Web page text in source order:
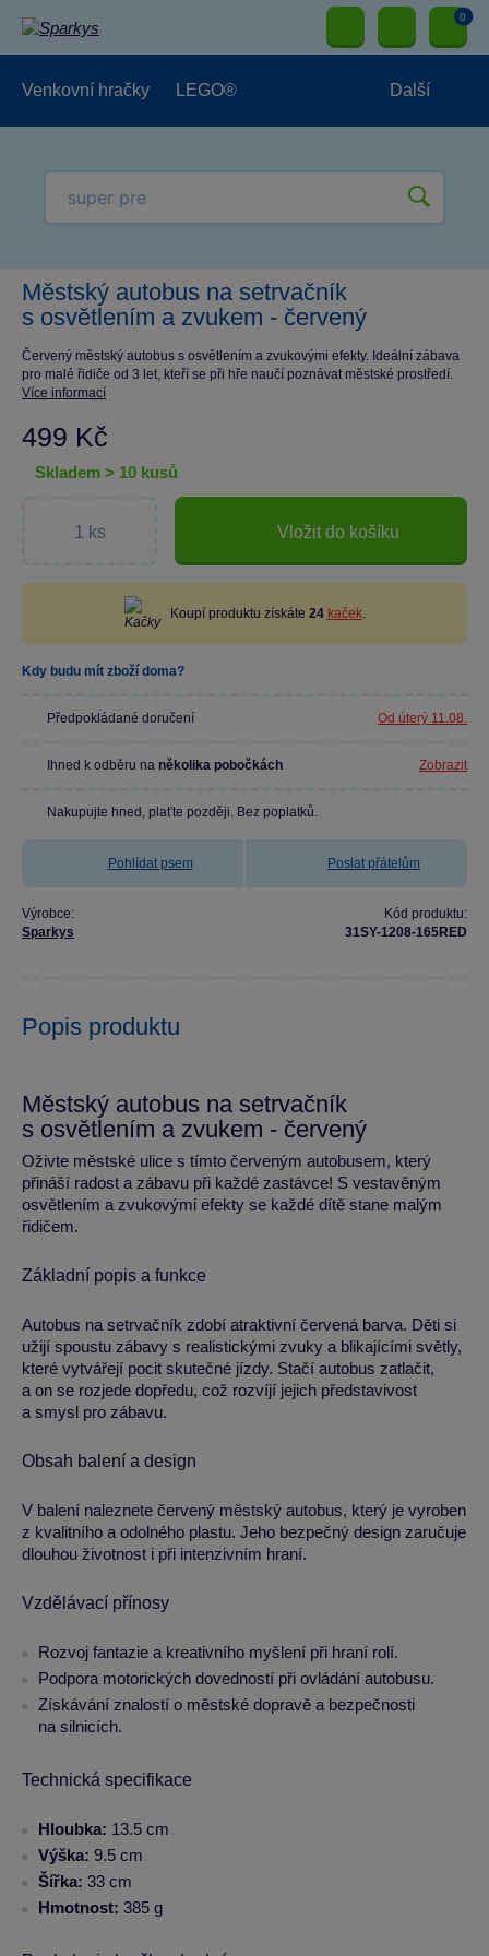
0
Venkovní hračky LEGO® Další
Městský autobus na setrvačník
s osvětlením a zvukem - červený
Červený městský autobus s osvětlením a zvukovými efekty. Ideální zábava
pro malé řidiče od 3 let, kteří se při hře naučí poznávat městské prostředí.
Více informací
499 Kč
skladem > 10 kusů
Vložit do košíku
Koupí produktu získáte 24 kaček.
Kdy budu mít zboží doma?
Předpokládané doručení Od úterý 11.08.
Ihned k odběru na několika pobočkách Zobrazit
Nakupujte hned, plaťte později. Bez poplatků.
Pohlídat psem Poslat přátelům
Výrobce:
Sparkys
Kód produktu:
31SY-1208-165RED
Popis produktu
Městský autobus na setrvačník
s osvětlením a zvukem - červený
Oživte městské ulice s tímto červeným autobusem, který
přináší radost a zábavu při každé zastávce! S vestavěným
osvětlením a zvukovými efekty se každé dítě stane malým
řidičem.
Základní popis a funkce
Autobus na setrvačník zdobí atraktivní červená barva. Děti si
užijí spoustu zábavy s realistickými zvuky a blikajícími světly,
které vytvářejí pocit skutečné jízdy. Stačí autobus zatlačit,
a on se rozjede dopředu, což rozvíjí jejich představivost
a smysl pro zábavu.
Obsah balení a design
V balení naleznete červený městský autobus, který je vyroben
z kvalitního a odolného plastu. Jeho bezpečný design zaručuje
dlouhou životnost i při intenzivním hraní.
Vzdělávací přínosy
Rozvoj fantazie a kreativního myšlení při hraní rolí.
Podpora motorických dovedností při ovládání autobusu.
Získávání znalostí o městské dopravě a bezpečnosti
na silnicích.
Technická specifikace
Hloubka: 13.5 cm
Výška: 9.5 cm
Šířka: 33 cm
Hmotnost: 385 g